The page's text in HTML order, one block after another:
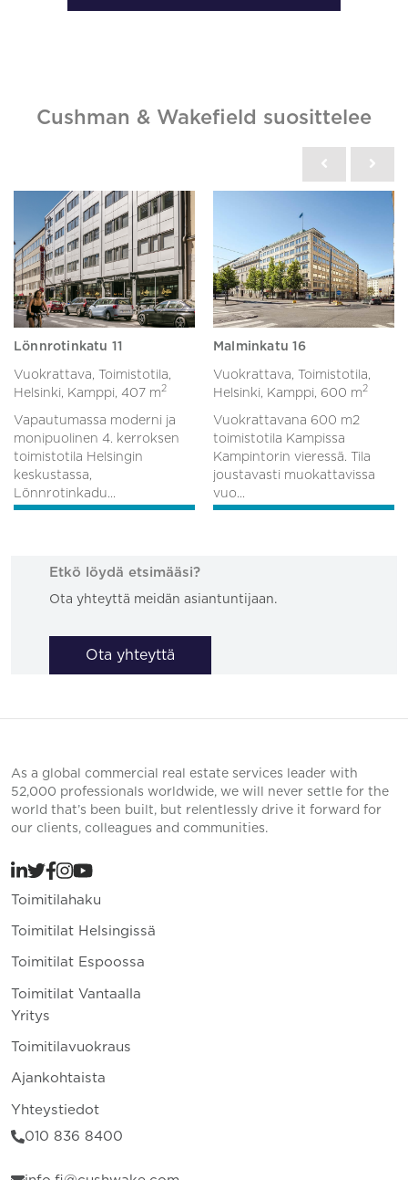
Cushman & Wakefield suosittelee
Lönnrotinkatu 11
Vuokrattava, Toimistotila,
Helsinki, Kamppi, 407 m2
Vapautumassa moderni ja
monipuolinen 4. kerroksen
toimistotila Helsingin
keskustassa,
Lönnrotinkadu...
Malminkatu 16
Vuokrattava, Toimistotila,
Helsinki, Kamppi, 600 m2
Vuokrattavana 600 m2
toimistotila Kampissa
Kampintorin vieressä. Tila
joustavasti muokattavissa
vuo...
Etkö löydä etsimääsi?
Ota yhteyttä meidän asiantuntijaan.
Ota yhteyttä
As a global commercial real estate services leader with
52,000 professionals worldwide, we will never settle for the
world that’s been built, but relentlessly drive it forward for
our clients, colleagues and communities.
Toimitilahaku
Toimitilat Helsingissä
Toimitilat Espoossa
Toimitilat Vantaalla
Yritys
Toimitilavuokraus
Ajankohtaista
Yhteystiedot
010 836 8400